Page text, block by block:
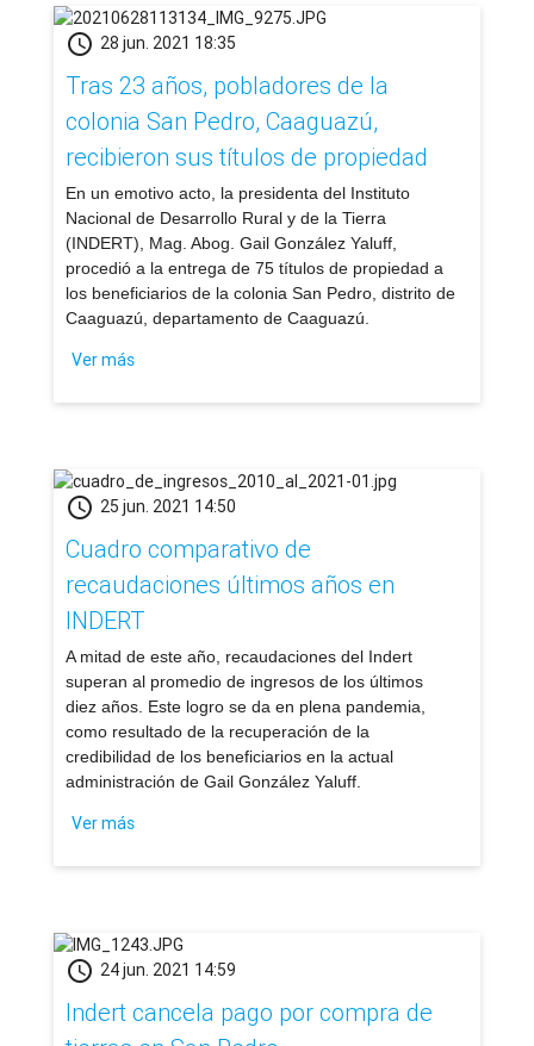
schedule 28 jun. 2021 18:35
Tras 23 años, pobladores de la
colonia San Pedro, Caaguazú,
recibieron sus títulos de propiedad
En un emotivo acto, la presidenta del Instituto
Nacional de Desarrollo Rural y de la Tierra
(INDERT), Mag. Abog. Gail González Yaluff,
procedió a la entrega de 75 títulos de propiedad a
los beneficiarios de la colonia San Pedro, distrito de
Caaguazú, departamento de Caaguazú.
Ver más
schedule 25 jun. 2021 14:50
Cuadro comparativo de
recaudaciones últimos años en
INDERT
A mitad de este año, recaudaciones del Indert
superan al promedio de ingresos de los últimos
diez años. Este logro se da en plena pandemia,
como resultado de la recuperación de la
credibilidad de los beneficiarios en la actual
administración de Gail González Yaluff.
Ver más
schedule 24 jun. 2021 14:59
Indert cancela pago por compra de